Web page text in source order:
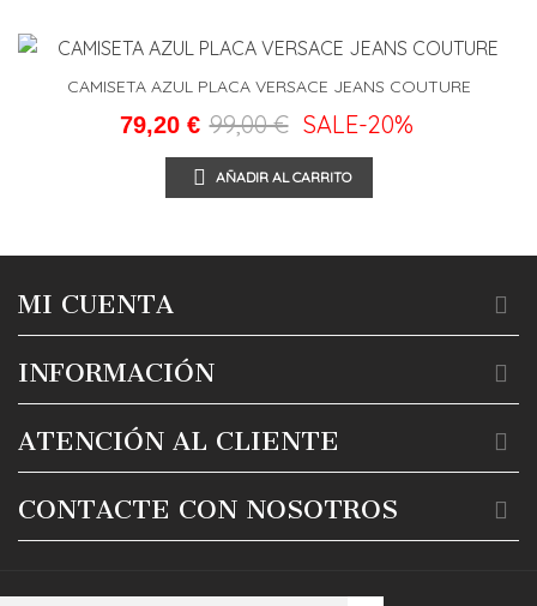
CAMISETA AZUL PLACA VERSACE JEANS COUTURE
79,20 € 99,00 € SALE-20%
AÑADIR AL CARRITO
MI CUENTA
INFORMACIÓN
ATENCIÓN AL CLIENTE
CONTACTE CON NOSOTROS